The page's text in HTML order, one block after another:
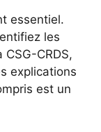
essentiel.
les
CRDS,
explications
est un